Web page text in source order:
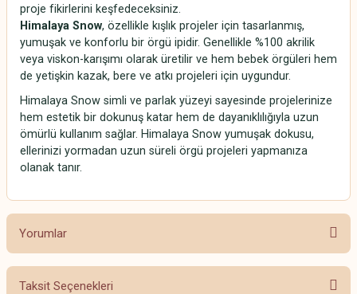
proje fikirlerini keşfedeceksiniz.
Himalaya Snow, özellikle kışlık projeler için tasarlanmış,
yumuşak ve konforlu bir örgü ipidir. Genellikle %100 akrilik
veya viskon-karışımı olarak üretilir ve hem bebek örgüleri hem
de yetişkin kazak, bere ve atkı projeleri için uygundur.
Himalaya Snow simli ve parlak yüzeyi sayesinde projelerinize
hem estetik bir dokunuş katar hem de dayanıklılığıyla uzun
ömürlü kullanım sağlar. Himalaya Snow yumuşak dokusu,
ellerinizi yormadan uzun süreli örgü projeleri yapmanıza
olanak tanır.
Yorumlar
Taksit Seçenekleri